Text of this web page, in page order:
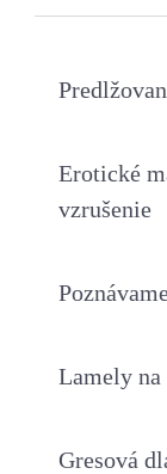
Erotické
vzrušenie
Lamely na
Gresová